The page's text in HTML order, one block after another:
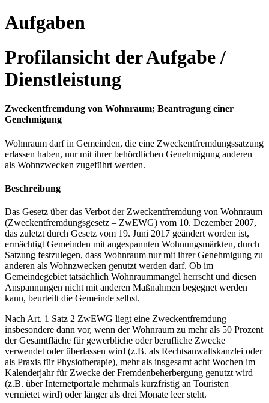
Aufgaben
Profilansicht der Aufgabe /
Dienstleistung
Zweckentfremdung von Wohnraum; Beantragung einer
Genehmigung
Wohnraum darf in Gemeinden, die eine Zweckentfremdungssatzung
erlassen haben, nur mit ihrer behördlichen Genehmigung anderen
als Wohnzwecken zugeführt werden.
Beschreibung
Das Gesetz über das Verbot der Zweckentfremdung von Wohnraum
(Zweckentfremdungsgesetz – ZwEWG) vom 10. Dezember 2007,
das zuletzt durch Gesetz vom 19. Juni 2017 geändert worden ist,
ermächtigt Gemeinden mit angespannten Wohnungsmärkten, durch
Satzung festzulegen, dass Wohnraum nur mit ihrer Genehmigung zu
anderen als Wohnzwecken genutzt werden darf. Ob im
Gemeindegebiet tatsächlich Wohnraummangel herrscht und diesen
Anspannungen nicht mit anderen Maßnahmen begegnet werden
kann, beurteilt die Gemeinde selbst.
Nach Art. 1 Satz 2 ZwEWG liegt eine Zweckentfremdung
insbesondere dann vor, wenn der Wohnraum zu mehr als 50 Prozent
der Gesamtfläche für gewerbliche oder berufliche Zwecke
verwendet oder überlassen wird (z.B. als Rechtsanwaltskanzlei oder
als Praxis für Physiotherapie), mehr als insgesamt acht Wochen im
Kalenderjahr für Zwecke der Fremdenbeherbergung genutzt wird
(z.B. über Internetportale mehrmals kurzfristig an Touristen
vermietet wird) oder länger als drei Monate leer steht.